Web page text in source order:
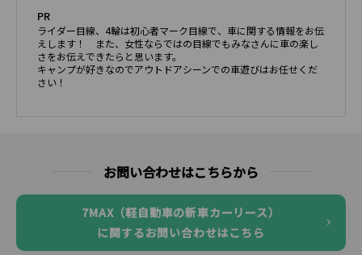
PR
ライダー目線、4輪は初心者マーク目線で、車に関する情報をお伝
えします！ また、女性ならではの目線でもみなさんに車の楽し
さをお伝えできたらと思います。
キャンプが好きなのでアウトドアシーンでの車遊びはお任せくだ
さい！
お問い合わせはこちらから
7MAX（軽自動車の新車カーリース）
に関するお問い合わせはこちら